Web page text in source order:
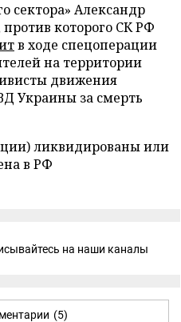
сектора» Александр
которого СК РФ
в ходе спецоперации
на территории
движения
Украины за смерть
ликвидированы или
в РФ
на наши каналы
(5)